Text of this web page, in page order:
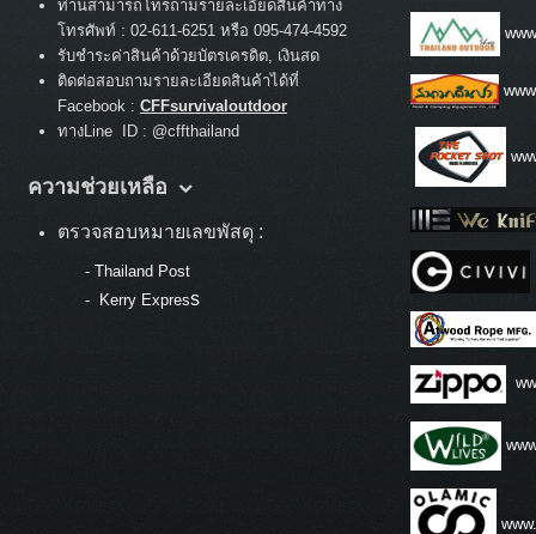
ท่านสามารถโทรถามรายละเอียดสินค้าทาง
โทรศัพท์ : 02-611-6251 หรือ 095-474-4592
รับชำระค่าสินค้าด้วยบัตรเครดิต, เงินสด
ติดต่อสอบถามรายละเอียดสินค้าได้ที่
Facebook : CFFsurvivaloutdoor
ทางLine ID : @cffthailand
ความช่วยเหลือ
ตรวจสอบหมายเลขพัสดุ :
- Thailand Post
-
Kerry Express